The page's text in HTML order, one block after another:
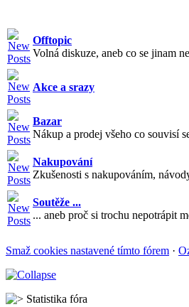
Offtopic
Volná diskuze, aneb co se jinam
Akce a srazy
Bazar
Nákup a prodej všeho co souvisí
Nakupování
Zkušenosti s nakupováním,
Soutěže ...
... aneb proč si trochu nepotrápit
Smaž cookies nastavené tímto fórem ·
Statistika fóra